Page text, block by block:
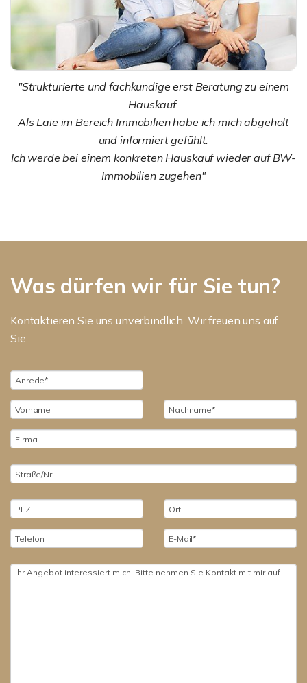
"Strukturierte und fachkundige erst Beratung zu einem
Hauskauf.
Als Laie im Bereich Immobilien habe ich mich abgeholt
und informiert gefühlt.
Ich werde bei einem konkreten Hauskauf wieder auf BW-
Immobilien zugehen"
Was dürfen wir für Sie tun?
Kontaktieren Sie uns unverbindlich. Wir freuen uns auf
Sie.